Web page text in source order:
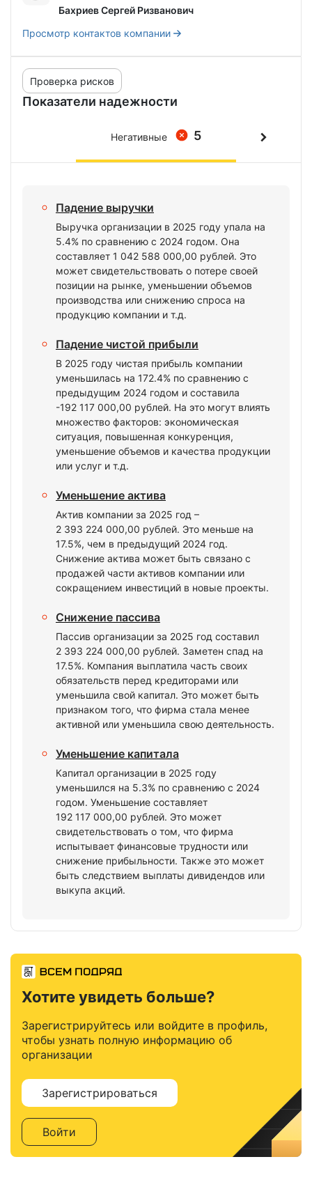
Бахриев Сергей Ризванович
Просмотр контактов компании
Показатели надежности
Проверка рисков
5
Негативные
Падение выручки
Выручка организации в 2025 году упала на
5.4% по сравнению с 2024 годом. Она
составляет 1 042 588 000,00 рублей. Это
может свидетельствовать о потере своей
позиции на рынке, уменьшении объемов
производства или снижению спроса на
продукцию компании и т.д.
Падение чистой прибыли
В 2025 году чистая прибыль компании
уменьшилась на 172.4% по сравнению с
предыдущим 2024 годом и составила
-192 117 000,00 рублей. На это могут влиять
множество факторов: экономическая
ситуация, повышенная конкуренция,
уменьшение объемов и качества продукции
или услуг и т.д.
Уменьшение актива
Актив компании за 2025 год –
2 393 224 000,00 рублей. Это меньше на
17.5%, чем в предыдущий 2024 год.
Снижение актива может быть связано с
продажей части активов компании или
сокращением инвестиций в новые проекты.
Снижение пассива
Пассив организации за 2025 год составил
2 393 224 000,00 рублей. Заметен спад на
17.5%. Компания выплатила часть своих
обязательств перед кредиторами или
уменьшила свой капитал. Это может быть
признаком того, что фирма стала менее
активной или уменьшила свою деятельность.
Уменьшение капитала
Капитал организации в 2025 году
уменьшился на 5.3% по сравнению с 2024
годом. Уменьшение составляет
192 117 000,00 рублей. Это может
свидетельствовать о том, что фирма
испытывает финансовые трудности или
снижение прибыльности. Также это может
быть следствием выплаты дивидендов или
выкупа акций.
Хотите увидеть больше?
Зарегистрируйтесь или войдите в профиль,
чтобы узнать полную информацию об
организации
Зарегистрироваться
Войти